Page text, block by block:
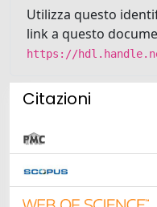
Utilizza questo
link a questo
https://
Citazioni